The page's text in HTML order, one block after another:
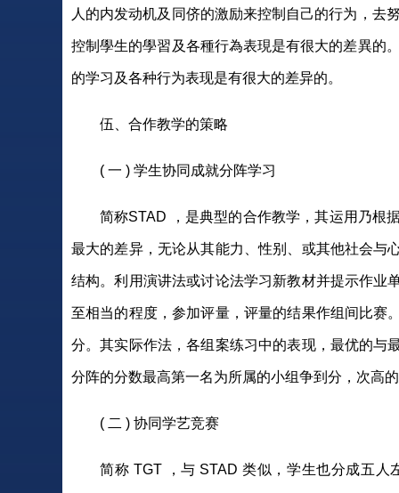
人的内发动机及同侪的激励来控制自己的行为，去
控制學生的學習及各種行為表現是有很大的差異的
的学习及各种行为表现是有很大的差异的。
伍、合作教学的策略
( 一 ) 学生协同成就分阵学习
简称STAD ，是典型的合作教学，其运用乃根
最大的差异，无论从其能力、性别、或其他社会与
结构。利用演讲法或讨论法学习新教材并提示作业
至相当的程度，参加评量，评量的结果作组间比赛
分。其实际作法，各组案练习中的表现，最优的与
分阵的分数最高第一名为所属的小组争到分，次高
( 二 ) 协同学艺竞赛
简称 TGT ，与 STAD 类似，学生也分成五